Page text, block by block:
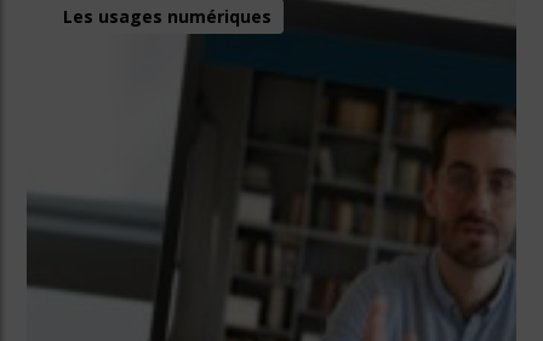
Les usages numériques